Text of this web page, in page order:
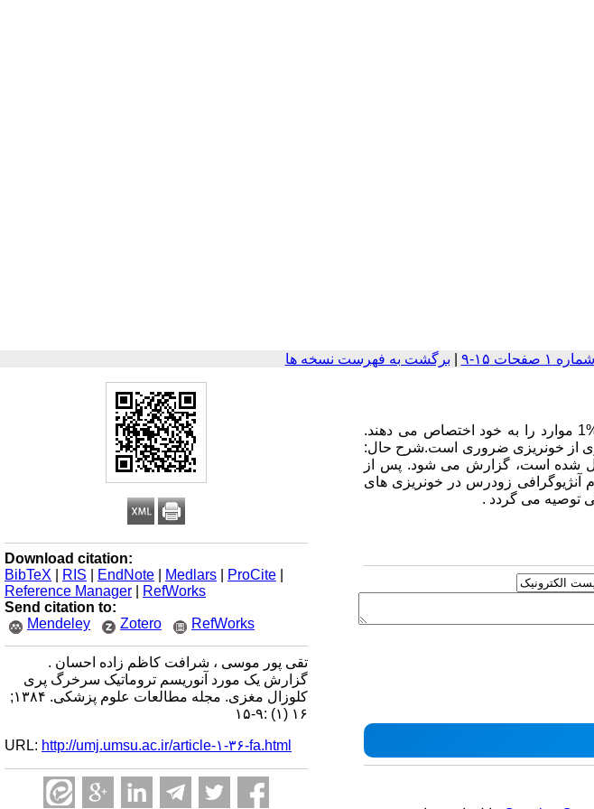
برگشت به فهرست نسخه ها
Download citation:
BibTeX
RIS EndNote Medlars ProCite
Reference Manager
RefWorks
Send citation to:
Mendeley
Zotero RefWorks
تقی پور موسی ، شرافت کاظم زاده احسان .
گزارش یک مورد آنوریسم تروماتیک سرخرگ پری
کلوزال مغزی. مجله مطالعات علوم پزشکی. ۱۳۸۴;
۱۶ (۱) :۹-۱۵
URL: http://umj.umsu.ac.ir/article-۱-۳۶-fa.html
پیش زمینه و هدف: آنوریسم های تروماتیک مغزی، از عوارض نادر ضربه های مغزی هستند که کمتر از %1 موارد را به خود اختصاص می دهند.
از خونریزی ضروری است.شرح حال:
شده است، گزارش می شود. پس از
آنژیوگرافی زودرس در خونریزی های
توصیه می گردد .